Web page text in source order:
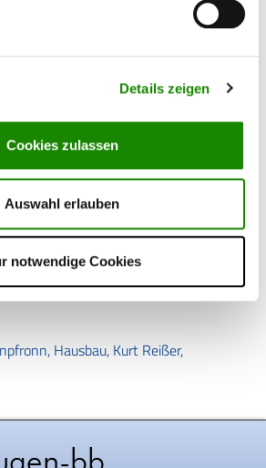
Details zeigen
Cookies zulassen
Auswahl erlauben
notwendige Cookies
,Ausbildung und Berufswahl
Deckenpfronn
, Hausbau, Kurt Reißer,